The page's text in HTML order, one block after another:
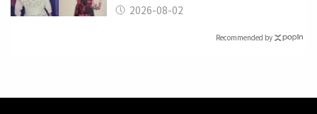
2026-08-02
Recommended by